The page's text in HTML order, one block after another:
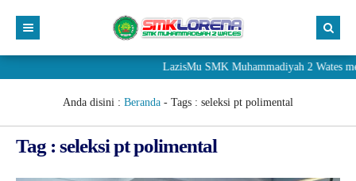
LazisMu SMK Muhammadiyah 2 Wates
Anda disini : Beranda - Tags : seleksi pt polimental
Tag : seleksi pt polimental